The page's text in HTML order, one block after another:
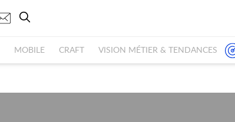
MOBILE CRAFT VISION MÉTIER & TENDANCES